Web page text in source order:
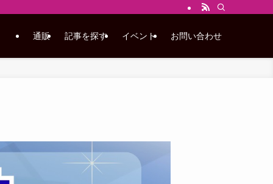
通販 記事を探す イベント お問い合わせ